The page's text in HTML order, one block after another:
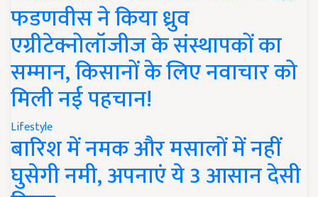
फडणवीस ने किया ध्रुव
एग्रीटेक्नोलॉजीज के संस्थापकों का
सम्मान, किसानों के लिए नवाचार को
मिली नई पहचान!
Lifestyle
बारिश में नमक और मसालों में नहीं
घुसेगी नमी, अपनाएं ये 3 आसान देसी